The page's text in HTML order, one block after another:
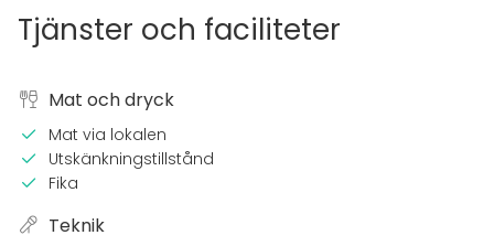
Tjänster och faciliteter
Mat och dryck
Mat via lokalen
Utskänkningstillstånd
Fika
Teknik